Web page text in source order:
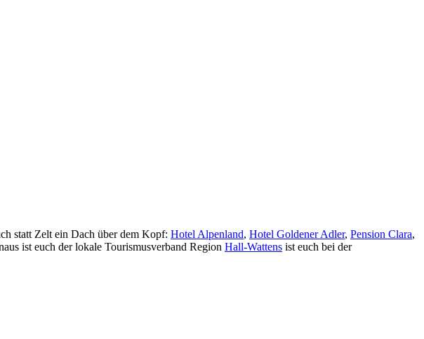
statt Zelt ein Dach über dem Kopf: Hotel Alpenland, Hotel Goldener Adler, Pension Clara,
ist euch der lokale Tourismusverband Region Hall-Wattens ist euch bei der